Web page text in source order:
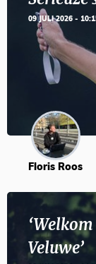
09 JULI 2026 -
Floris Roos
Veluwe’